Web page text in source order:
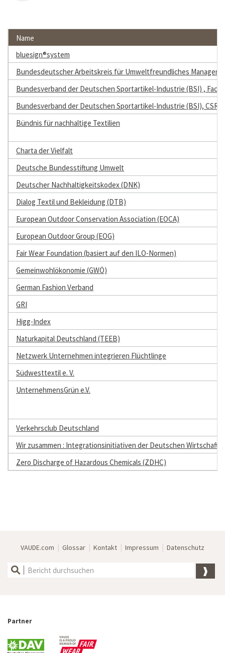
Name
bluesign®system
Bundesdeutscher Arbeitskreis für Umweltfreundliches
Bundesverband der Deutschen Sportartikel-Industrie (BSI) ,
Bundesverband der Deutschen Sportartikel-Industrie (BSI), CSR-
Bündnis für nachhaltige Textilien
Charta der Vielfalt
Deutsche Bundesstiftung Umwelt
Deutscher Nachhaltigkeitskodex (DNK)
Dialog Textil und Bekleidung (DTB)
European Outdoor Conservation Association (EOCA)
European Outdoor Group (EOG)
Fair Wear Foundation (basiert auf den ILO-Normen)
Gemeinwohlökonomie (GWÖ)
German Fashion Verband
GRI
Higg-Index
Naturkapital Deutschland (TEEB)
Netzwerk Unternehmen integrieren Flüchtlinge
Südwesttextil e. V.
UnternehmensGrün e.V.
Verkehrsclub Deutschland
Wir zusammen : Integrationsinitiativen der Deutschen Wirtschaft
Zero Discharge of Hazardous Chemicals (ZDHC)
VAUDE.com | Glossar | Kontakt | Impressum | Datenschutz
Partner